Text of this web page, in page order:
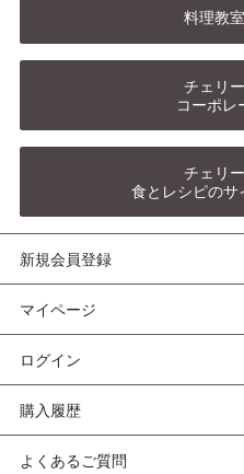
料理教
チェリ
コーポレ
チェリ
食とレシピのサ
新規会員登録
マイページ
ログイン
購入履歴
よくあるご質問